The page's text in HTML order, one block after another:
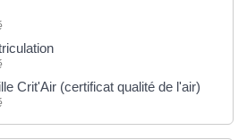
Crit'Air (certificat qualité de l'air)